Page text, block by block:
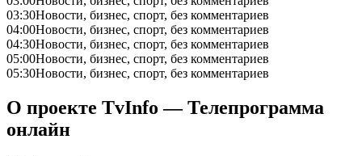
03:30Новости, бизнес, спорт, без комментариев
04:00Новости, бизнес, спорт, без комментариев
04:30Новости, бизнес, спорт, без комментариев
05:00Новости, бизнес, спорт, без комментариев
05:30Новости, бизнес, спорт, без комментариев
О проекте TvInfo — Телепрограмма
онлайн